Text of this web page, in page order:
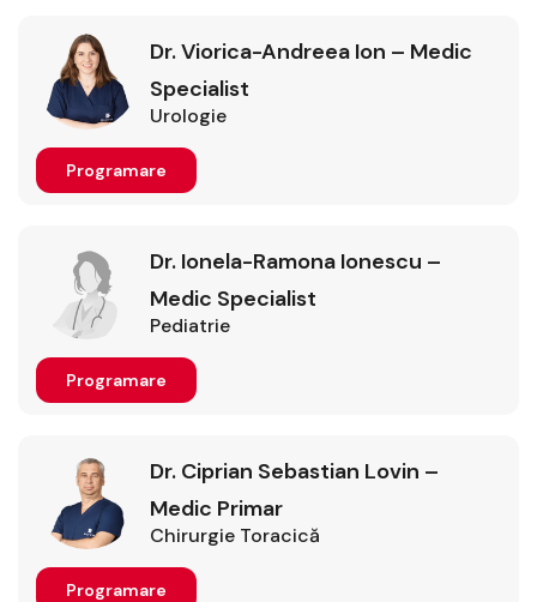
Dr. Viorica-Andreea Ion – Medic
Specialist
Urologie
Programare
Dr. Ionela-Ramona Ionescu –
Medic Specialist
Pediatrie
Programare
Dr. Ciprian Sebastian Lovin –
Medic Primar
Chirurgie Toracică
Programare